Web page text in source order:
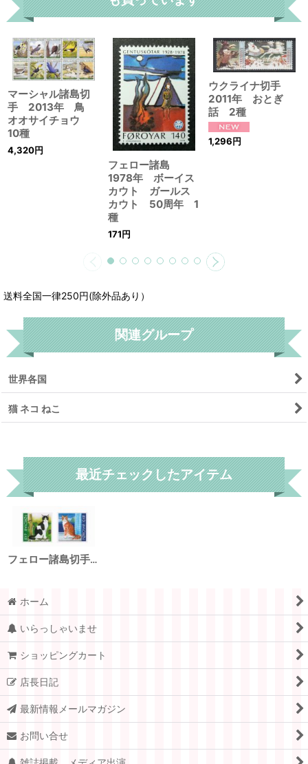
マーシャル諸島切
手 2013年 鳥
オオサイチョウ
10種
4,320円
フェロー諸島
1978年 ボーイス
カウト ガールス
カウト 50周年 1
種
171円
ウクライナ切手
2011年 おとぎ
話 2種
1,296円
送料全国一律250円(除外品あり）
関連グループ
世界各国
猫 ネコ ねこ
最近チェックしたアイテム
フェロー諸島切手 2011年 ネコ 2種
ホーム
いらっしゃいませ
ショッピングカート
店長日記
最新情報メールマガジン
お問い合せ